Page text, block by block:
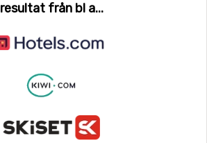
resultat från bl a...